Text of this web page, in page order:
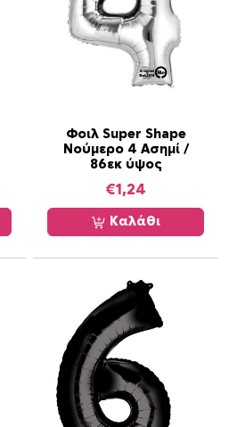
Φοιλ Super Shape
Νούμερο 4 Ασημί /
86εκ ύψος
€1,24
Καλάθι